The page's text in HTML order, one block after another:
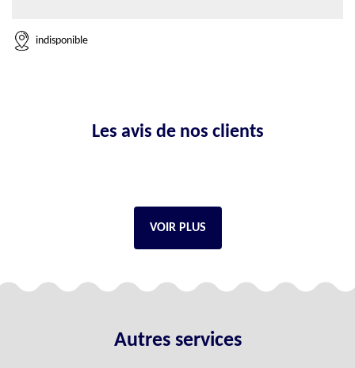
indisponible
Les avis de nos clients
VOIR PLUS
Autres services